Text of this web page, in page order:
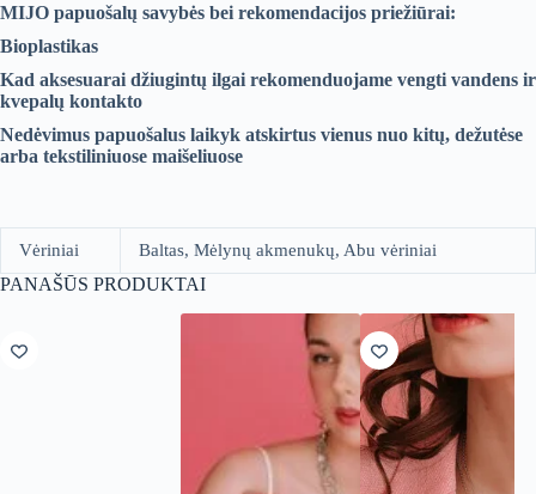
MIJO papuošalų savybės bei rekomendacijos priežiūrai:
Bioplastikas
Kad aksesuarai džiugintų ilgai rekomenduojame vengti vandens ir
kvepalų kontakto
Nedėvimus papuošalus laikyk atskirtus vienus nuo kitų, dežutėse
arba tekstiliniuose maišeliuose
Vėriniai Baltas, Mėlynų akmenukų, Abu vėriniai
PANAŠŪS PRODUKTAI